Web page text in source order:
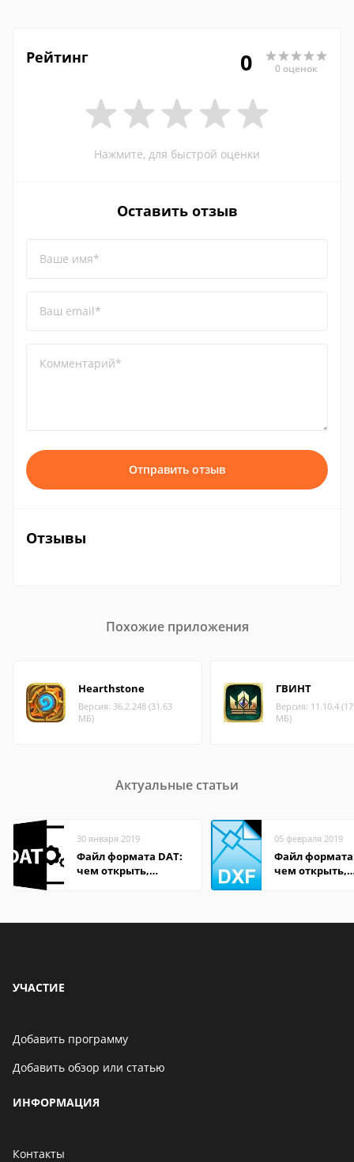
Рейтинг 0 0 оценок
Нажмите, для быстрой оценки
Оставить отзыв
Ваше имя*
Ваш email*
Комментарий*
Отправить отзыв
Отзывы
Похожие приложения
Hearthstone
Версия: 36.2.248 (31.63
МБ)
ГВИНТ
Версия: 11.10.4
МБ)
Актуальные статьи
30 января 2019
Файл формата DAT:
чем открыть,
05 февраля 2019
Файл формата
чем открыть,
УЧАСТИЕ
Добавить программу
Добавить обзор или статью
ИНФОРМАЦИЯ
Контакты